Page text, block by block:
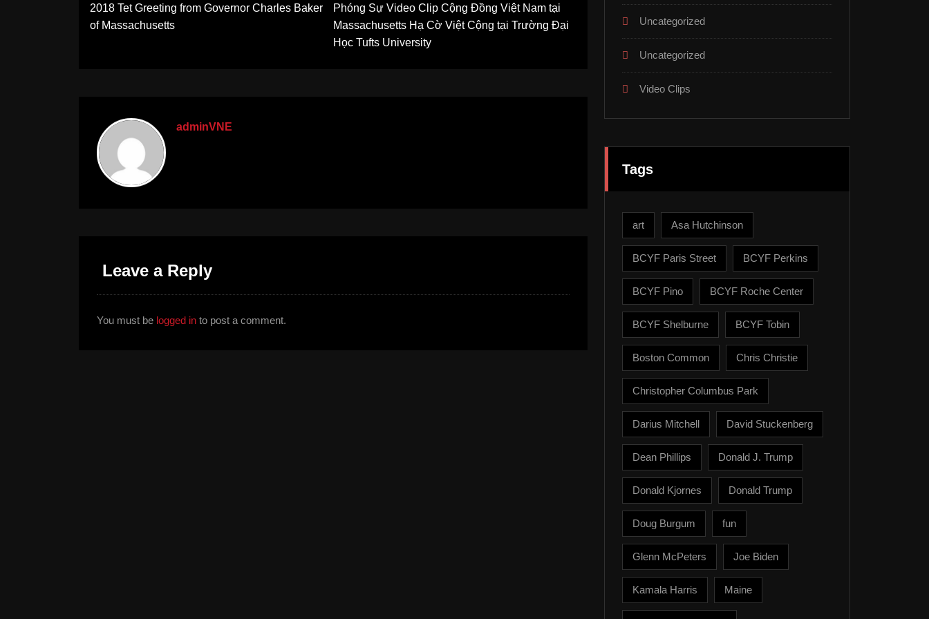
navigation
2018 Tet Greeting from Governor Charles Baker
of Massachusetts
Phóng Sự Video Clip Cộng Đồng Việt Nam tại
Massachusetts Hạ Cờ Việt Cộng tại Trường Đại
Học Tufts University
adminVNE
Leave a Reply
You must be logged in to post a comment.
Uncategorized
Uncategorized
Video Clips
Tags
art Asa Hutchinson
BCYF Paris Street BCYF Perkins
BCYF Pino BCYF Roche Center
BCYF Shelburne BCYF Tobin
Boston Common Chris Christie
Christopher Columbus Park
Darius Mitchell David Stuckenberg
Dean Phillips Donald J. Trump
Donald Kjornes Donald Trump
Doug Burgum fun
Glenn McPeters Joe Biden
Kamala Harris Maine